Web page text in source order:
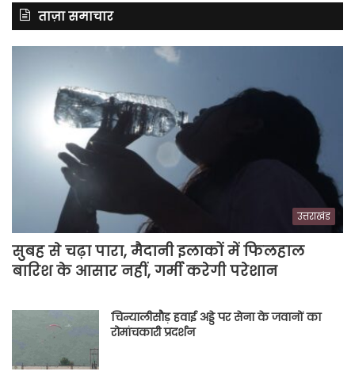
ताज़ा समाचार
उत्तराखंड
सुबह से चढ़ा पारा, मैदानी इलाकों में फिलहाल
बारिश के आसार नहीं, गर्मी करेगी परेशान
चिन्यालीसौड़ हवाई अड्डे पर सेना के जवानों का
रोमांचकारी प्रदर्शन